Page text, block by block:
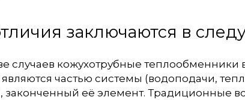
заключаются в
случаев кожухотрубные теплообменники
являются частью системы (водоподачи,
её элемент. Традиционные